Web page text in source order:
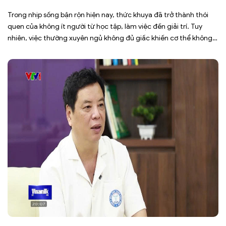
Trong nhịp sống bận rộn hiện nay, thức khuya đã trở thành thói
quen của không ít người từ học tập, làm việc đến giải trí. Tuy
nhiên, việc thường xuyên ngủ không đủ giấc khiến cơ thể không
trung, […]